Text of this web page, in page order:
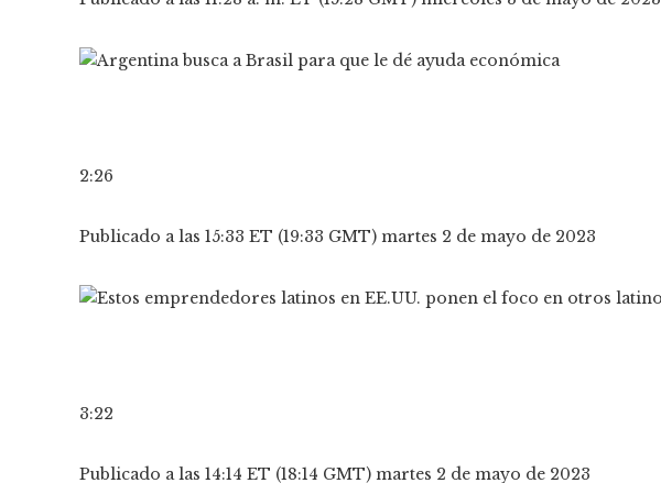
2:26
Publicado a las 15:33 ET (19:33 GMT) martes 2 de mayo de 2023
3:22
Publicado a las 14:14 ET (18:14 GMT) martes 2 de mayo de 2023